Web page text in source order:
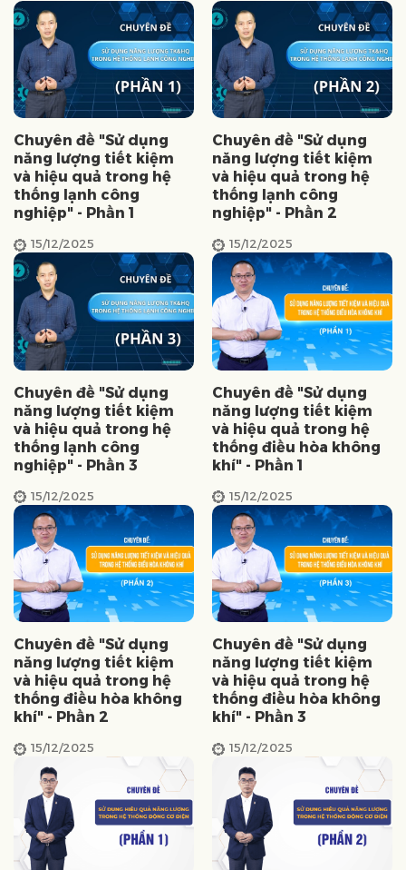
Chuyên đề "Sử dụng
năng lượng tiết kiệm
và hiệu quả trong hệ
thống lạnh công
nghiệp" - Phần 1
15/12/2025
Chuyên đề "Sử dụng
năng lượng tiết kiệm
và hiệu quả trong hệ
thống lạnh công
nghiệp" - Phần 2
15/12/2025
Chuyên đề "Sử dụng
năng lượng tiết kiệm
và hiệu quả trong hệ
thống lạnh công
nghiệp" - Phần 3
15/12/2025
Chuyên đề "Sử dụng
năng lượng tiết kiệm
và hiệu quả trong hệ
thống điều hòa không
khí" - Phần 1
15/12/2025
Chuyên đề "Sử dụng
năng lượng tiết kiệm
và hiệu quả trong hệ
thống điều hòa không
khí" - Phần 2
15/12/2025
Chuyên đề "Sử dụng
năng lượng tiết kiệm
và hiệu quả trong hệ
thống điều hòa không
khí" - Phần 3
15/12/2025